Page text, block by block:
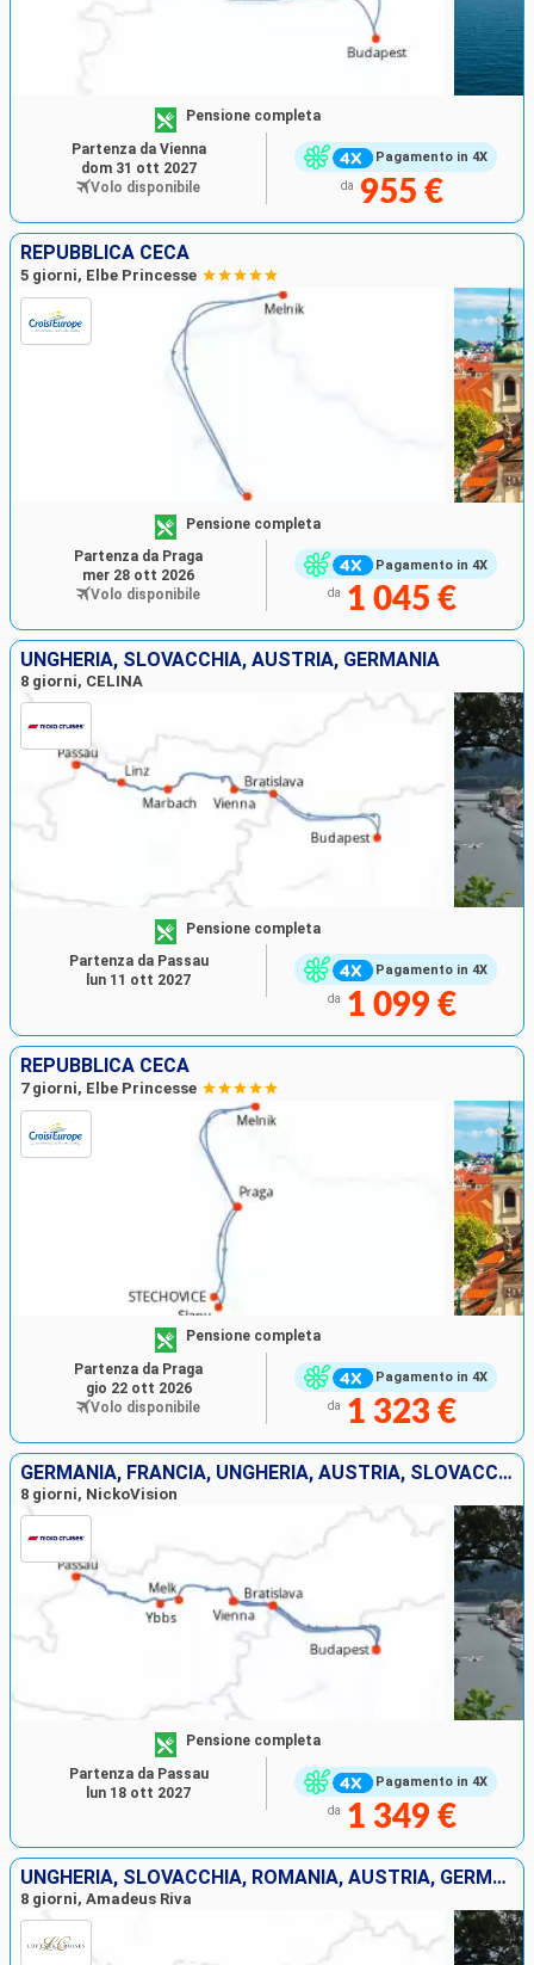
Pagamento in 4X
Pensione completa
da 955 €
Partenza da Vienna
dom 31 ott 2027
Volo disponibile
REPUBBLICA CECA
5 giorni, Elbe Princesse
Pagamento in 4X
Pensione completa
da 1 045 €
Partenza da Praga
mer 28 ott 2026
Volo disponibile
UNGHERIA, SLOVACCHIA, AUSTRIA, GERMANIA
8 giorni, CELINA
Pagamento in 4X
Pensione completa
da 1 099 €
Partenza da Passau
lun 11 ott 2027
REPUBBLICA CECA
7 giorni, Elbe Princesse
Pagamento in 4X
Pensione completa
da 1 323 €
Partenza da Praga
gio 22 ott 2026
Volo disponibile
GERMANIA, FRANCIA, UNGHERIA, AUSTRIA, SLOVACCHIA
8 giorni, NickoVision
Pagamento in 4X
Pensione completa
da 1 349 €
Partenza da Passau
lun 18 ott 2027
UNGHERIA, SLOVACCHIA, ROMANIA, AUSTRIA, GERMANIA
8 giorni, Amadeus Riva